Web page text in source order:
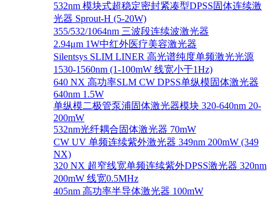
532nm 模块式超稳定密封紧凑型DPSS固体连续激
光器 Sprout-H (5-20W)
355/532/1064nm 三波段连续波激光器
2.94μm 1W中红外医疗美容激光器
Silentsys SLIM LINER 高光谱纯度单频激光光源
1530-1560nm (1-100mW 线宽小于1Hz)
640 NX 高功率SLM CW DPSS单纵模固体激光器
640nm 1.5W
单纵模二极管泵浦固体激光器模块 320-640nm 20-
200mW
532nm光纤耦合固体激光器 70mW
CW UV 单频连续紫外激光器 349nm 200mW (349
NX)
320 NX 超窄线宽单频连续紫外DPSS激光器 320nm
200mW 线宽0.5MHz
405nm 高功率半导体激光器 100mW